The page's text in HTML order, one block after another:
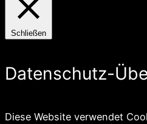
Schließen
Datenschutz-
Diese Website verwendet